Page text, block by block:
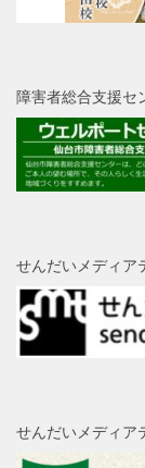
障害者総合支援セ
せんだいメディア
せんだいメディア